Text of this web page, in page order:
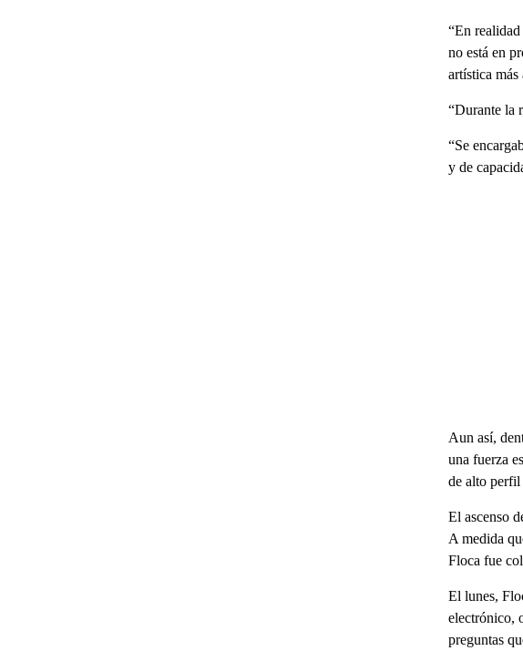
“En
no está en
artística
“Durante la
“Se
y de
Aun así,
una fuerza
de alto perfil
El ascenso
A medida
Floca fue
El lunes,
electrónico,
preguntas